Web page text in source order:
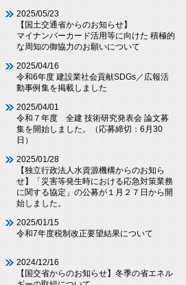
2025/05/23
【国土交通省からのお知らせ】
マイナンバーカード活用等に向けた 積極的
な周知の御協力のお願いについて
2025/04/16
令和6年度 建設業社会貢献SDGs／広報活
動事例集を掲載しました
2025/04/01
令和７年度 全建 技術研究発表会 論文募
集を開始しました。（応募締切：6月30
日）
2025/01/28
【独立行政法人水資源機構からのお知ら
せ】「災害等発生時における応急対策業務
に関する協定」の公募が１月２７日から開
始しました。
2025/01/15
令和7年度税制改正要望結果について
2024/12/16
【国交省からのお知らせ】冬季の省エネル